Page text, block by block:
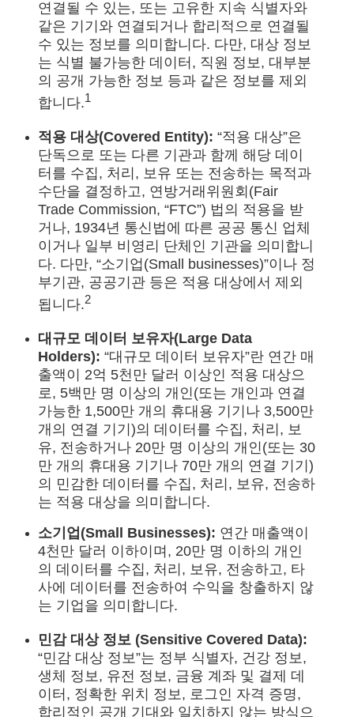
연결될 수 있는, 또는 고유한 지속 식별자와
같은 기기와 연결되거나 합리적으로 연결될
수 있는 정보를 의미합니다. 다만, 대상 정보
는 식별 불가능한 데이터, 직원 정보, 대부분
의 공개 가능한 정보 등과 같은 정보를 제외
합니다.1
적용 대상(Covered Entity): “적용 대상”은
단독으로 또는 다른 기관과 함께 해당 데이
터를 수집, 처리, 보유 또는 전송하는 목적과
수단을 결정하고, 연방거래위원회(Fair
Trade Commission, “FTC”) 법의 적용을 받
거나, 1934년 통신법에 따른 공공 통신 업체
이거나 일부 비영리 단체인 기관을 의미합니
다. 다만, “소기업(Small businesses)”이나 정
부기관, 공공기관 등은 적용 대상에서 제외
됩니다.2
대규모 데이터 보유자(Large Data
Holders): “대규모 데이터 보유자”란 연간 매
출액이 2억 5천만 달러 이상인 적용 대상으
로, 5백만 명 이상의 개인(또는 개인과 연결
가능한 1,500만 개의 휴대용 기기나 3,500만
개의 연결 기기)의 데이터를 수집, 처리, 보
유, 전송하거나 20만 명 이상의 개인(또는 30
만 개의 휴대용 기기나 70만 개의 연결 기기)
의 민감한 데이터를 수집, 처리, 보유, 전송하
는 적용 대상을 의미합니다.
소기업(Small Businesses): 연간 매출액이
4천만 달러 이하이며, 20만 명 이하의 개인
의 데이터를 수집, 처리, 보유, 전송하고, 타
사에 데이터를 전송하여 수익을 창출하지 않
는 기업을 의미합니다.
민감 대상 정보 (Sensitive Covered Data):
“민감 대상 정보”는 정부 식별자, 건강 정보,
생체 정보, 유전 정보, 금융 계좌 및 결제 데
이터, 정확한 위치 정보, 로그인 자격 증명,
합리적인 공개 기대와 일치하지 않는 방식으